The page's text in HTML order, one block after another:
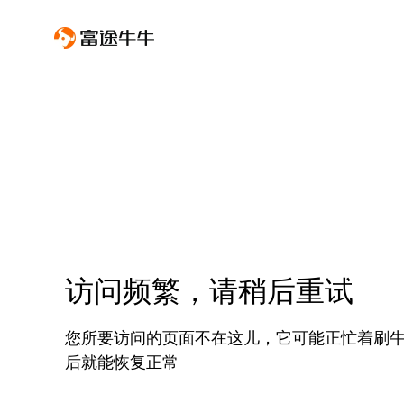
访问频繁，请稍后重试
您所要访问的页面不在这儿，它可能正忙着刷
后就能恢复正常